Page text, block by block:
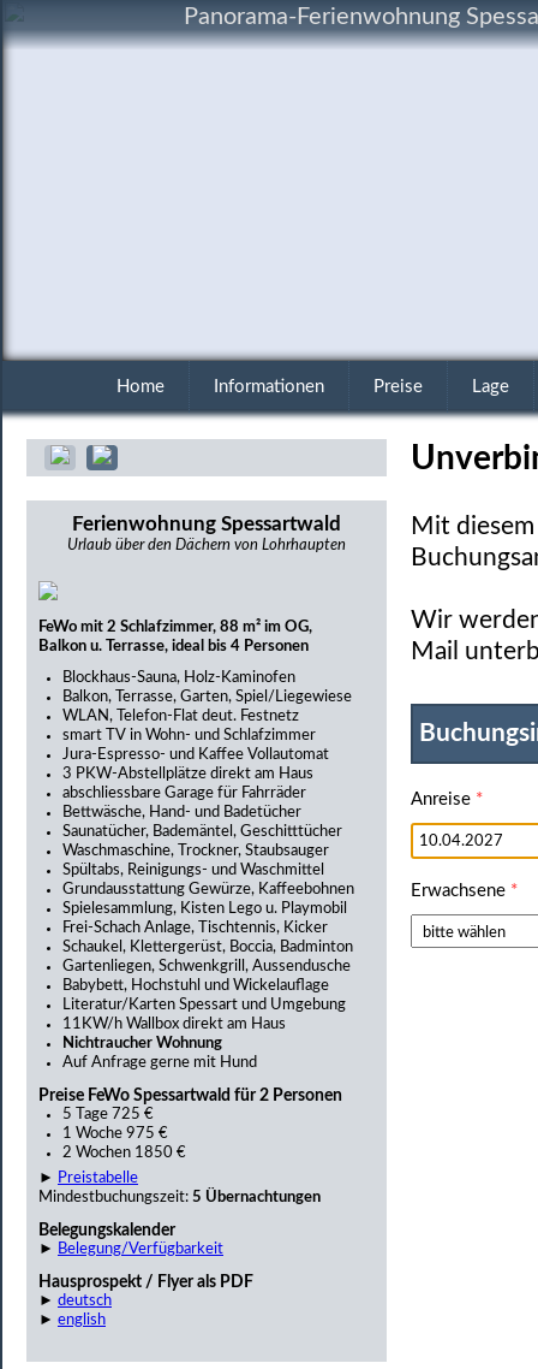
Panorama-Ferienwohnung
Home Informationen Preise Lage
Ferienwohnung Spessartwald
Urlaub über den Dächern von Lohrhaupten
FeWo mit 2 Schlafzimmer, 88 m² im OG,
Balkon u. Terrasse, ideal bis 4 Personen
Blockhaus-Sauna, Holz-Kaminofen
Balkon, Terrasse, Garten, Spiel/Liegewiese
WLAN, Telefon-Flat deut. Festnetz
smart TV in Wohn- und Schlafzimmer
Jura-Espresso- und Kaffee Vollautomat
3 PKW-Abstellplätze direkt am Haus
abschliessbare Garage für Fahrräder
Bettwäsche, Hand- und Badetücher
Saunatücher, Bademäntel, Geschitttücher
Waschmaschine, Trockner, Staubsauger
Spültabs, Reinigungs- und Waschmittel
Grundausstattung Gewürze, Kaffeebohnen
Spielesammlung, Kisten Lego u. Playmobil
Frei-Schach Anlage, Tischtennis, Kicker
Schaukel, Klettergerüst, Boccia, Badminton
Gartenliegen, Schwenkgrill, Aussendusche
Babybett, Hochstuhl und Wickelauflage
Literatur/Karten Spessart und Umgebung
11KW/h Wallbox direkt am Haus
Nichtraucher Wohnung
Auf Anfrage gerne mit Hund
Preise FeWo Spessartwald für 2 Personen
5 Tage 725 €
1 Woche 975 €
2 Wochen 1850 €
►
Preistabelle
Mindestbuchungszeit: 5 Übernachtungen
Belegungskalender
► Belegung/Verfügbarkeit
Hausprospekt / Flyer als PDF
► deutsch
► english
Mit
Wir
Mail
Anreise *
Erwachsene *